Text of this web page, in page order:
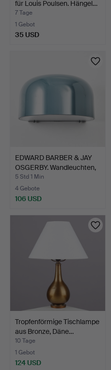
für Louis Poulsen. Hängel…
7 Tage
1 Gebot
35 USD
EDWARD BARBER & JAY
OSGERBY. Wandleuchten,
…
5 Std 1 Min
4 Gebote
106 USD
Tropfenförmige Tischlampe
aus Bronze, Däne…
10 Tage
1 Gebot
124 USD